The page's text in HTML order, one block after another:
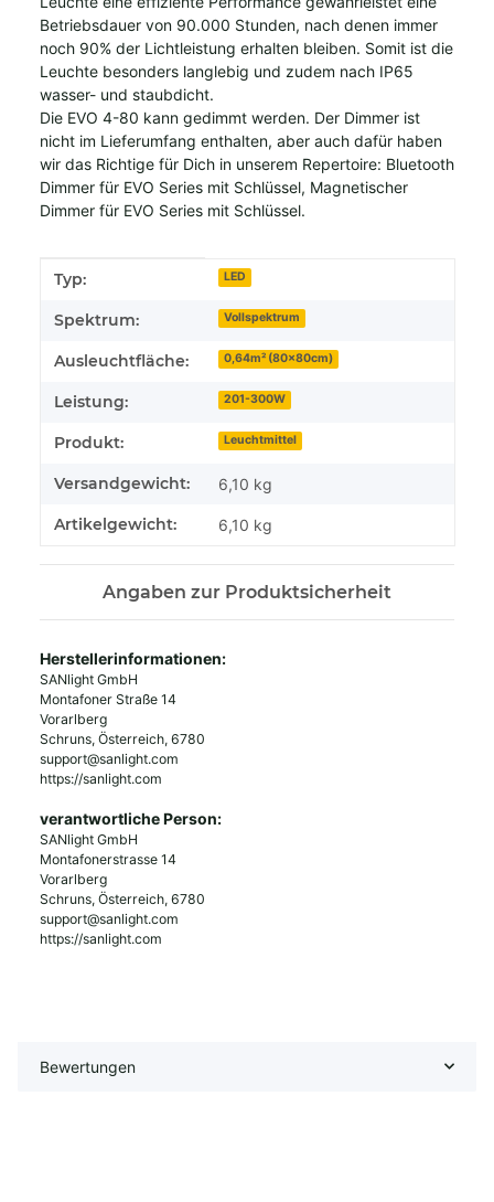
Betriebsdauer von 90.000 Stunden, nach denen immer
noch 90% der Lichtleistung erhalten bleiben. Somit ist die
Leuchte besonders langlebig und zudem nach IP65
wasser- und staubdicht.
Die EVO 4-80 kann gedimmt werden. Der Dimmer ist
nicht im Lieferumfang enthalten, aber auch dafür haben
wir das Richtige für Dich in unserem Repertoire: Bluetooth
Dimmer für EVO Series mit Schlüssel, Magnetischer
Dimmer für EVO Series mit Schlüssel.
Produkteigenschaft
Wert
Typ: LED
Spektrum: Vollspektrum
Ausleuchtfläche: 0,64m² (80x80cm)
Leistung: 201-300W
Produkt: Leuchtmittel
Versandgewicht: 6,10 kg
Artikelgewicht: 6,10 kg
Angaben zur Produktsicherheit
Herstellerinformationen:
SANlight GmbH
Montafoner Straße 14
Vorarlberg
Schruns, Österreich, 6780
support@sanlight.com
https://sanlight.com
verantwortliche Person:
SANlight GmbH
Montafonerstrasse 14
Vorarlberg
Schruns, Österreich, 6780
support@sanlight.com
https://sanlight.com
Bewertungen